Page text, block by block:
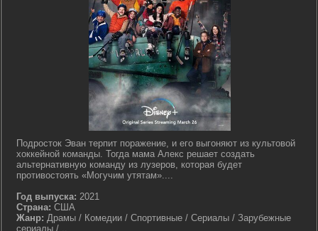
Подросток Эван терпит поражение, и его выгоняют из культовой
хоккейной команды. Тогда мама Алекс решает создать
альтернативную команду из лузеров, которая будет
противостоять «Могучим утятам»....
Год выпуска: 2021
Страна: США
Жанр: Драмы / Комедии / Спортивные / Сериалы / Зарубежные
сериалы / ..